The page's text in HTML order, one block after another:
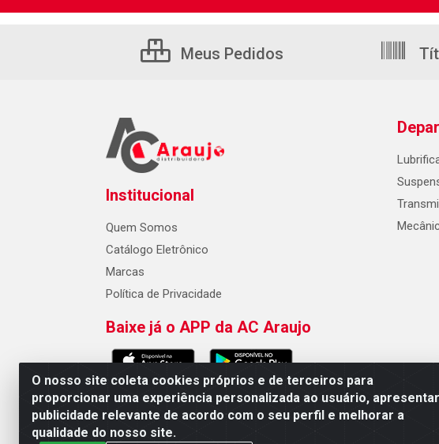
O nosso site coleta cookies próprios e de terceiros para
proporcionar uma experiência personalizada ao usuário, apresentar
publicidade relevante de acordo com o seu perfil e melhorar a
qualidade do nosso site.
Meus Pedidos
Institucional
Quem Somos
Catálogo Eletrônico
Marcas
Política de Privacidade
Baixe já o APP da AC Araujo
AC Araujo Distribuidora - Rua Carneiro de